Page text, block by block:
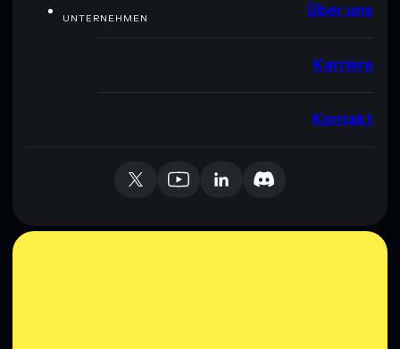
UNTERNEHMEN Über uns
Karriere
Kontakt